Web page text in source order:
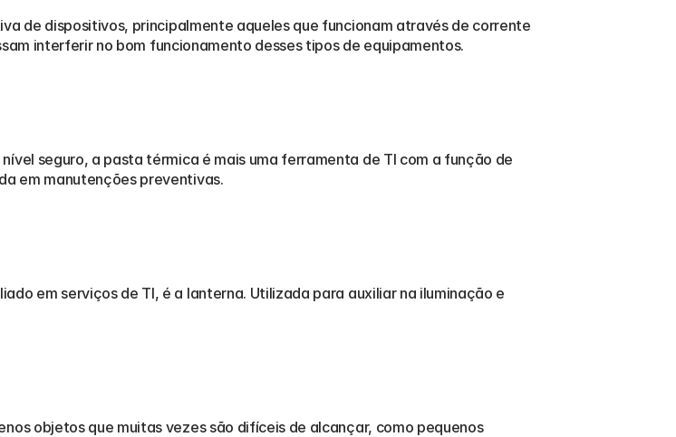
de dispositivos, principalmente aqueles que funcionam através de corrente
interferir no bom funcionamento desses tipos de equipamentos.
seguro, a pasta térmica é mais uma ferramenta de TI com a função de
em manutenções preventivas.
em serviços de TI, é a lanterna. Utilizada para auxiliar na iluminação e
objetos que muitas vezes são difíceis de alcançar, como pequenos